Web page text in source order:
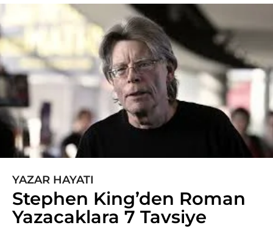
6
y
ı
YAZAR HAYATI
Stephen King’den Roman
Yazacaklara 7 Tavsiye